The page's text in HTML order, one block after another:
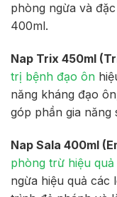
phòng ngừa và
400ml.
Nap Trix 450ml
trị bệnh đạo ôn
năng kháng đạo
góp phần gia năng
Nap Sala 400ml
phòng trừ hiệu
ngừa hiệu quả các